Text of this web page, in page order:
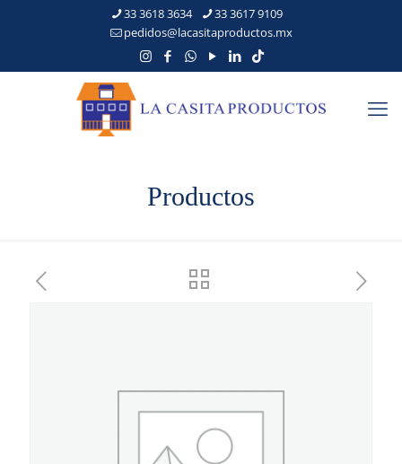
33 3618 3634
33 3617 9109
pedidos@lacasitaproductos.mx
Productos